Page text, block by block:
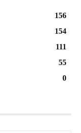
156
154
111
55
0